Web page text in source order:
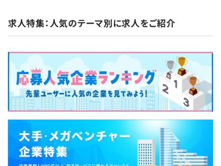
【社内交流】
みを会社全体で促進しています。
・チーム内外を超えたオンボーディングプロセスの実施
・全プロダクトのソースコードのオープン化
・マッチランチの実施
・esaやエンジニアブログを軸にドキュメント化を促進
・slack上での分報channelの導入
・Weeklyで全社横断の情報共有を実施
・趣味系channelの導入（ボードゲーム、テニス、キャン
プ、もくもくchannelなど）
・全社横断でのイベントを定期的に開催
求人特集：人気のテーマ別に求人をご紹介